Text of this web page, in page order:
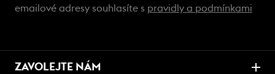
emailové adresy souhlasíte s pravidly a podmínkami
ZAVOLEJTE NÁM